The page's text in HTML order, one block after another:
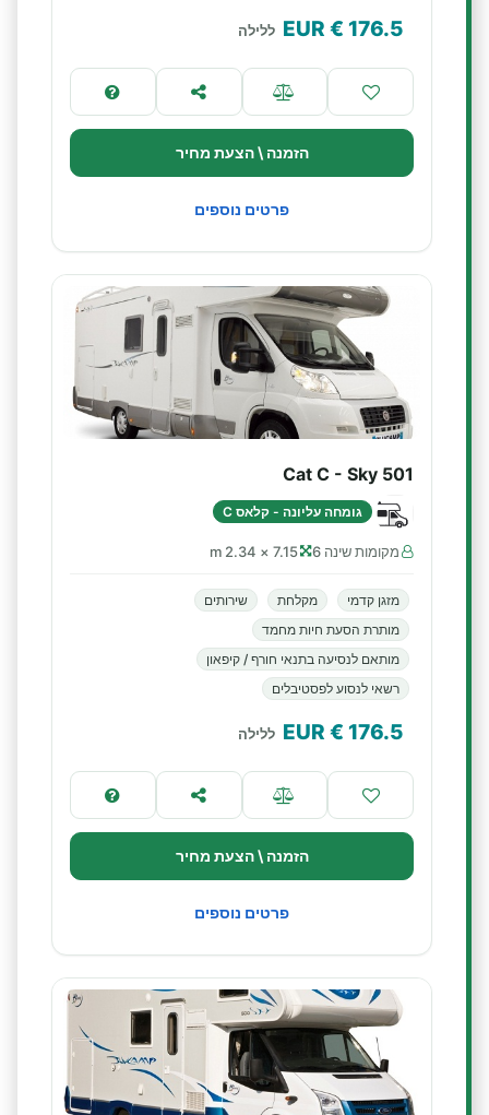
176.5
€ EUR ללילה
הזמנה \ הצעת מחיר
פרטים נוספים
Cat C - Sky 501
גומחה עליונה - קלאס C
מקומות שינה 6 7.15 × 2.34 m
מזגן קדמי מקלחת
שירותים
מותרת הסעת חיות מחמד
מותאם לנסיעה בתנאי חורף / קיפאון
רשאי לנסוע לפסטיבלים
176.5
€ EUR ללילה
הזמנה \ הצעת מחיר
פרטים נוספים